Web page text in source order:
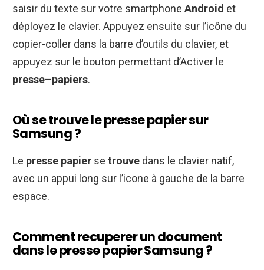
saisir du texte sur votre smartphone Android et
déployez le clavier. Appuyez ensuite sur l’icône du
copier-coller dans la barre d’outils du clavier, et
appuyez sur le bouton permettant d’Activer le
presse–papiers.
Où se trouve le presse papier sur
Samsung ?
Le presse papier se trouve dans le clavier natif,
avec un appui long sur l’icone à gauche de la barre
espace.
Comment recuperer un document
dans le presse papier Samsung ?